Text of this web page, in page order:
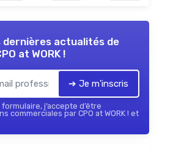
dernières actualités de
at WORK !
➔ Je m'inscris
j’accepte d’être
commerciales par CPO at WORK ! et